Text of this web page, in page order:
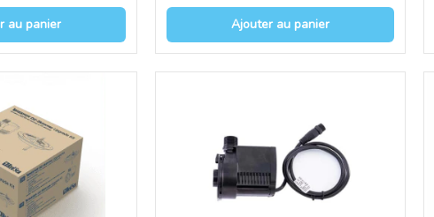
au panier Ajouter au panier